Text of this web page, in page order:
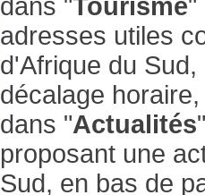
dans "Tourisme"
adresses utiles
d'Afrique du
décalage horaire,
dans "Actualités
proposant une
Sud, en bas de